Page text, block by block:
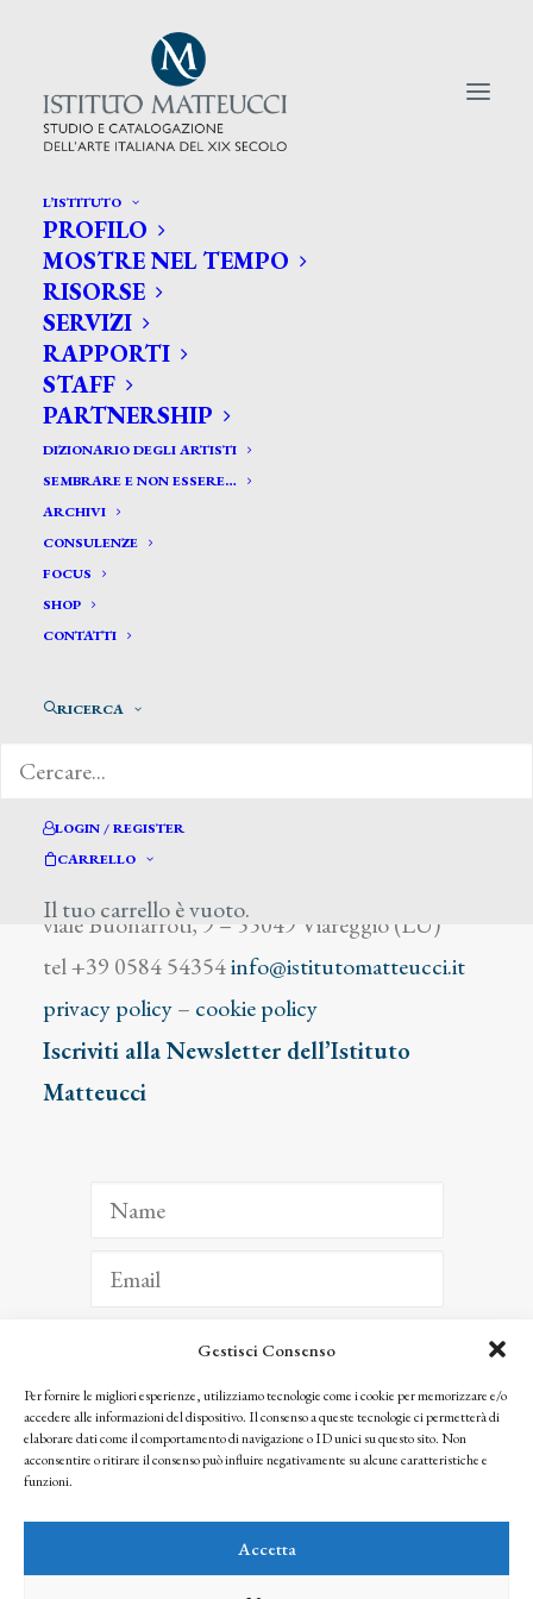
Gestisci Consenso
Per fornire le migliori esperienze, utilizziamo tecnologie come i cookie per memorizzare e/o
accedere alle informazioni del dispositivo. Il consenso a queste tecnologie ci permetterà di
elaborare dati come il comportamento di navigazione o ID unici su questo sito. Non
acconsentire o ritirare il consenso può influire negativamente su alcune caratteristiche e
funzioni.
Accetta
L’ISTITUTO
PROFILO
MOSTRE NEL TEMPO
RISORSE
SERVIZI
RAPPORTI
STAFF
PARTNERSHIP
DIZIONARIO DEGLI ARTISTI
SEMBRARE E NON ESSERE…
ARCHIVI
CONSULENZE
FOCUS
SHOP
CONTATTI
RICERCA
LOGIN / REGISTER
CARRELLO
Il tuo carrello è vuoto.
CERCA TRA GLI ARTISTI:
Search
for:
Bella P.
viale Buonarroti, 9 – 55049 Viareggio (LU)
tel +39 0584 54354info@istitutomatteucci.it
privacy policy– cookie policy
Iscriviti alla Newsletter dell’Istituto
Matteucci
ISCRIVITI
Facendo clic per iscriverti, riconosci che le tue informazioni saranno trattate
seguendo la nostra Privacy Policy
© 2025 Istituto Matteucci. All right reserved
l’autorizzazione scritta dei proprietari dei diritti e dell’Istituto Matteucci